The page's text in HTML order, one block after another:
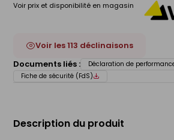
Voir prix et disponibilité en magasin
Voir les 113 déclinaisons
Documents liés :
Déclaration de
Fiche de sécurité (FdS)
Description du produit